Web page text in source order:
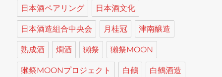
日本酒ペアリング 日本酒文化
日本酒造組合中央会 月桂冠 津南醸造
熟成酒 燗酒 獺祭 獺祭MOON
獺祭MOONプロジェクト 白鶴 白鶴酒造